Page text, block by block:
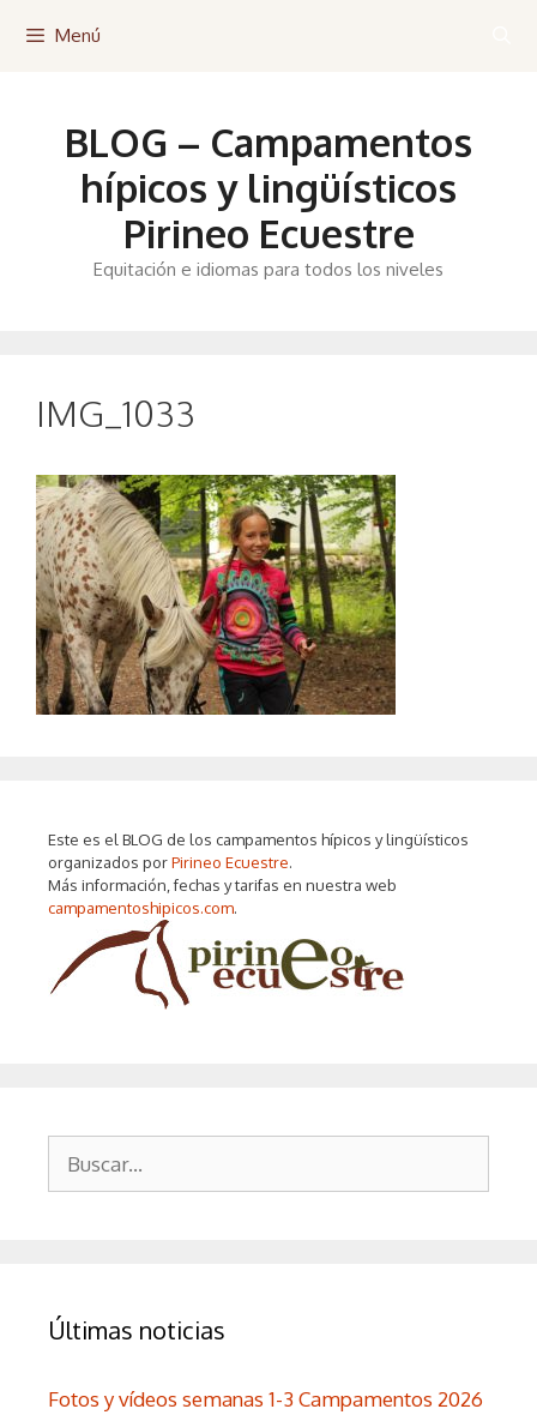
Menú
BLOG – Campamentos
hípicos y lingüísticos
Pirineo Ecuestre
Equitación e idiomas para todos los niveles
IMG_1033
Este es el BLOG de los campamentos hípicos y lingüísticos
organizados porPirineo Ecuestre.
Más información, fechas y tarifas en nuestra web
campamentoshipicos.com.
Últimas noticias
Fotos y vídeos semanas 1-3 Campamentos 2026